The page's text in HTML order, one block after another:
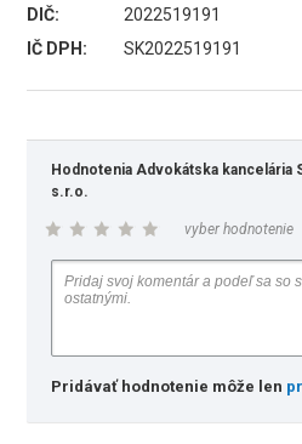
DIČ:
2022519191
IČ DPH:
SK2022519191
Hodnotenia Advokátska kancelária
s.r.o.
vyber hodnotenie
Pridávať hodnotenie môže len